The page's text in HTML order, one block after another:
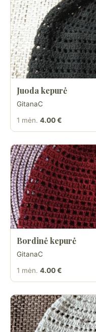
Juoda kepurė
GitanaC
1 mėn. 4.00 €
Bordinė kepurė
GitanaC
1 mėn. 4.00 €